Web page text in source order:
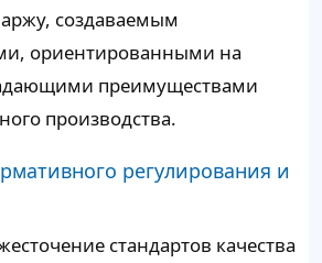
создаваемым
ориентированными на
преимуществами
производства.
регулирования и
стандартов качества